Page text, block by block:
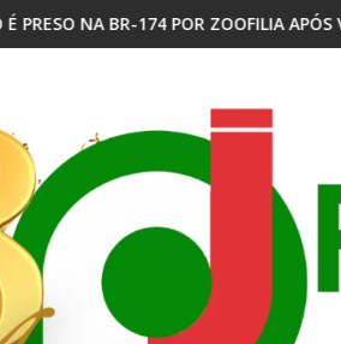
APÓS VÍDEO REPERCUTIR NAS REDES
EX-PREFEITO